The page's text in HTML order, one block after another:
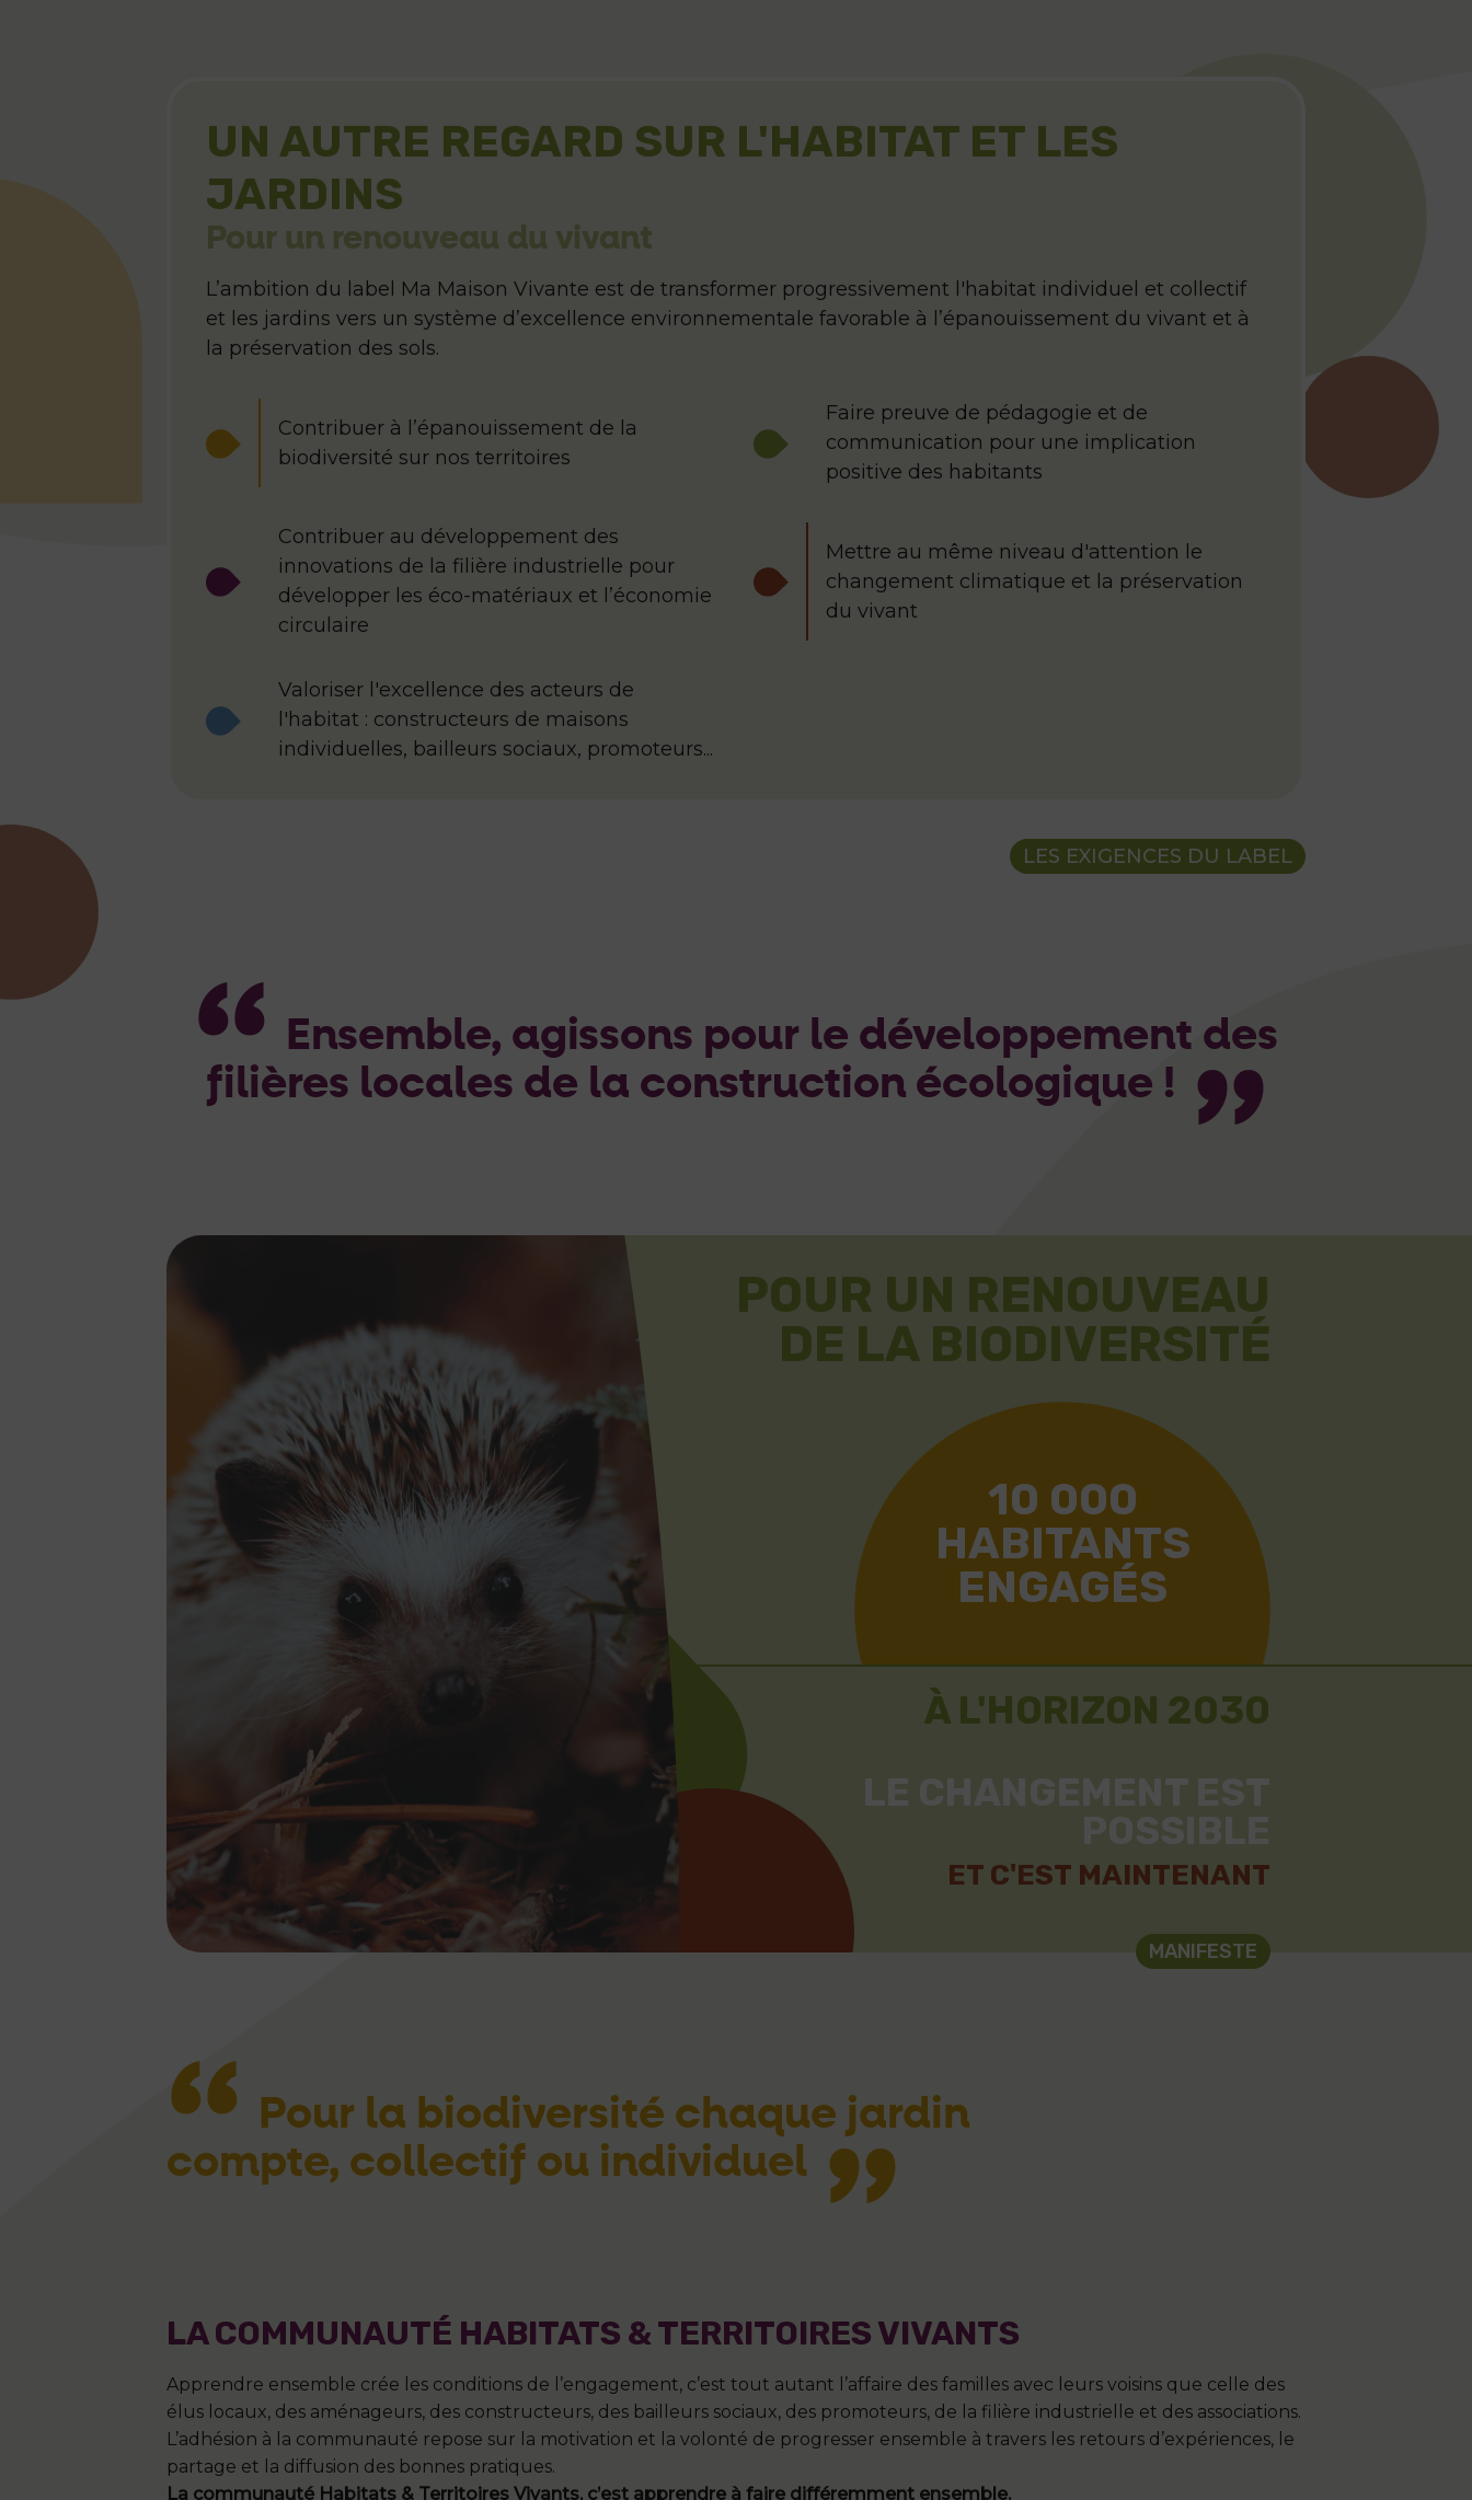
UN AUTRE REGARD SUR L'HABITAT ET LES
JARDINS
Pour un renouveau du vivant
L’ambition du label Ma Maison Vivante est de transformer progressivement l'habitat individuel et collectif
et les jardins vers un système d’excellence environnementale favorable à l’épanouissement du vivant et à
la préservation des sols.
Contribuer à l’épanouissement de la
biodiversité sur nos territoires
Faire preuve de pédagogie et de
communication pour une implication
positive des habitants
Contribuer au développement des
innovations de la filière industrielle pour
développer les éco-matériaux et l’économie
circulaire
Mettre au même niveau d'attention le
changement climatique et la préservation
du vivant
Valoriser l'excellence des acteurs de
l'habitat : constructeurs de maisons
individuelles, bailleurs sociaux, promoteurs...
LES EXIGENCES DU LABEL
Ensemble, agissons pour le développement des
ﬁlières locales de la construction écologique !
POUR UN RENOUVEAU
DE LA BIODIVERSITÉ
10 000
HABITANTS
ENGAGÉS
À L'HORIZON 2030
LE CHANGEMENT EST
POSSIBLE
ET C'EST MAINTENANT
MANIFESTE
Pour la biodiversité chaque jardin
compte, collectif ou individuel
LA COMMUNAUTÉ HABITATS & TERRITOIRES VIVANTS
Apprendre ensemble crée les conditions de l’engagement, c’est tout autant l’affaire des familles avec leurs voisins que celle des
élus locaux, des aménageurs, des constructeurs, des bailleurs sociaux, des promoteurs, de la filière industrielle et des associations.
L’adhésion à la communauté repose sur la motivation et la volonté de progresser ensemble à travers les retours d’expériences, le
partage et la diffusion des bonnes pratiques.
La communauté Habitats & Territoires Vivants, c’est apprendre à faire différemment ensemble.